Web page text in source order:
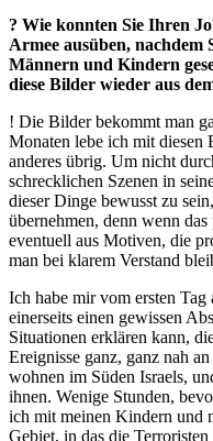
? Wie konnten Sie Ihren
Armee ausüben, nachdem
Männern und Kindern
diese Bilder wieder aus
! Die Bilder bekommt man
Monaten lebe ich mit diesen
anderes übrig. Um nicht
schrecklichen Szenen in
dieser Dinge bewusst zu
übernehmen, denn wenn
eventuell aus Motiven, die
man bei klarem Verstand
Ich habe mir vom ersten Tag
einerseits einen gewissen
Situationen erklären kann,
Ereignisse ganz, ganz nah
wohnen im Süden Israels,
ihnen. Wenige Stunden,
ich mit meinen Kindern und
Gebiet, in das die